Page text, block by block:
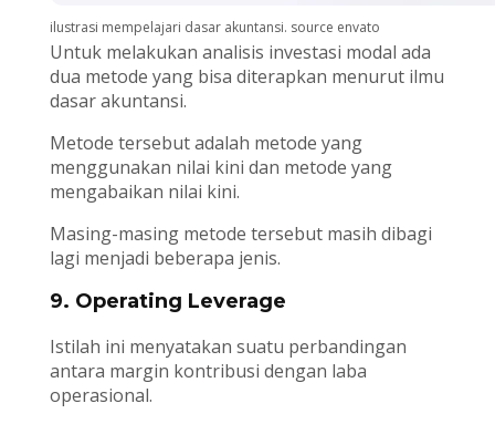
ilustrasi mempelajari dasar akuntansi. source envato
Untuk melakukan analisis investasi modal ada
dua metode yang bisa diterapkan menurut ilmu
dasar akuntansi.
Metode tersebut adalah metode yang
menggunakan nilai kini dan metode yang
mengabaikan nilai kini.
Masing-masing metode tersebut masih dibagi
lagi menjadi beberapa jenis.
9. Operating Leverage
Istilah ini menyatakan suatu perbandingan
antara margin kontribusi dengan laba
operasional.